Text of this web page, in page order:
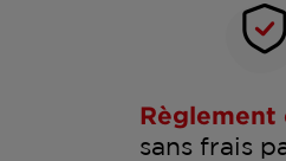
Règlement
sans frais